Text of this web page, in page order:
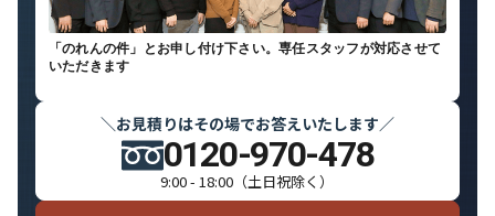
「のれんの件」とお申し付け下さい。専任スタッフが対応させて
いただきます
＼お見積りはその場でお答えいたします／
0120-970-478
9:00 - 18:00（土日祝除く）